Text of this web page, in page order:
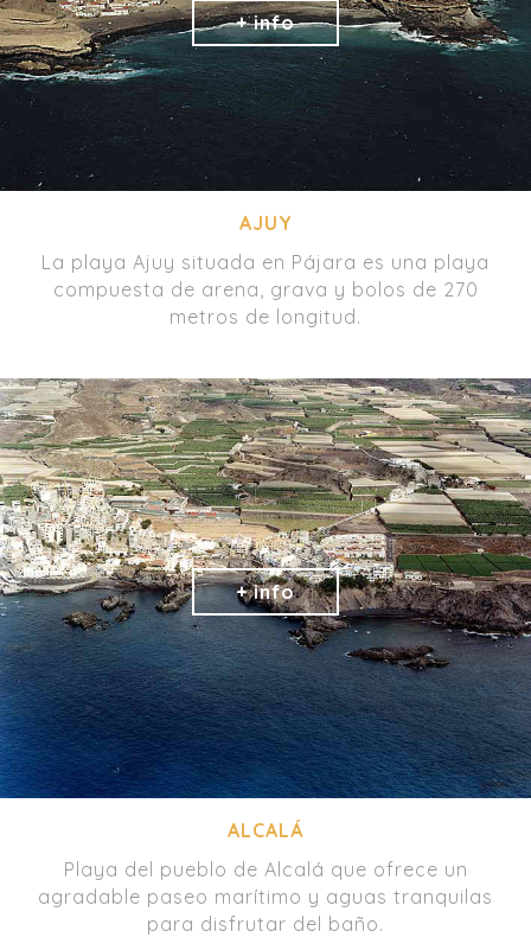
AJUY
La playa Ajuy situada en Pájara es una playa
compuesta de arena, grava y bolos de 270
metros de longitud.
ALCALÁ
Playa del pueblo de Alcalá que ofrece un
agradable paseo marítimo y aguas tranquilas
para disfrutar del baño.